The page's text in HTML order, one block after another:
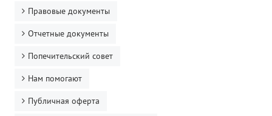
Правовые документы
Отчетные документы
Попечительский совет
Нам помогают
Публичная оферта